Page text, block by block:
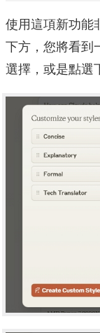
使用這項新功能
下方，您將看到
選擇，或是點選